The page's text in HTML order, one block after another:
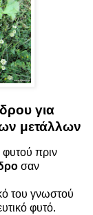
για
μετάλλων
πριν
σαν
του γνωστού
φυτό.